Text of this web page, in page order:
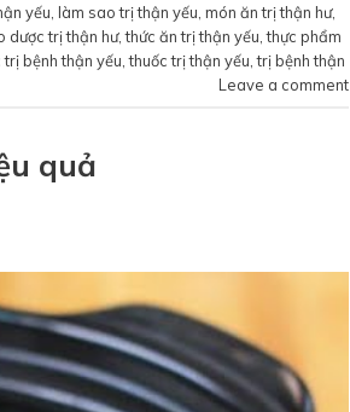
yếu làm sao trị thận yếu món ăn trị thận hư,
dược trị thận hư,thức ăn trị thận yếu ,thực phẩm
trị bệnh thận yếu ,thuốc trị thận yếu ,trị bệnh thận
Leave a comment
quả